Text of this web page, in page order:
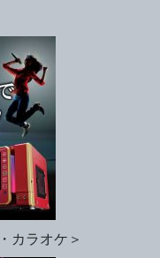
カラオケ＞